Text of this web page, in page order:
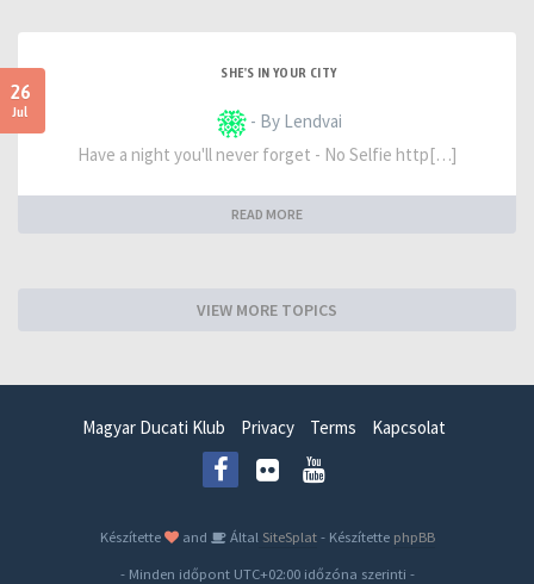
26
Jul
SHE'S IN YOUR CITY
- By Lendvai
Have a night you'll never forget - No Selfie http[…]
READ MORE
VIEW MORE TOPICS
Magyar Ducati Klub Privacy Terms Kapcsolat
Készítette and Által SiteSplat- Készítette phpBB
- Minden időpont UTC+02:00időzóna szerinti -